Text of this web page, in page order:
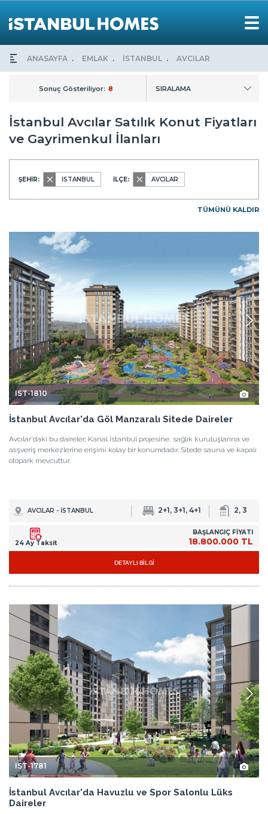
ANASAYFA EMLAK İSTANBUL AVCILAR
Sonuç Gösteriliyor: 8 SIRALAMA
İstanbul Avcılar Satılık Konut Fiyatları
ve Gayrimenkul İlanları
ŞEHİR: İSTANBUL İLÇE: AVCILAR
TÜMÜNÜ KALDIR
IST-1810
İstanbul Avcılar'da Göl Manzaralı Sitede Daireler
Avcılar'daki bu daireler; Kanal İstanbul projesine, sağlık kuruluşlarına ve
alışveriş merkezlerine erişimi kolay bir konumdadır. Sitede sauna ve kapalı
otopark mevcuttur.
AVCILAR - İSTANBUL 2+1, 3+1, 4+1 2, 3
24 Ay Taksit
BAŞLANGIÇ FİYATI
18.800.000 TL
DETAYLI BİLGİ
IST-1781
İstanbul Avcılar'da Havuzlu ve Spor Salonlu Lüks
Daireler